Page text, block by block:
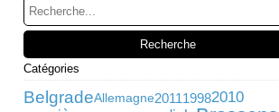
Catégories
BelgradeAllemagne201119982010